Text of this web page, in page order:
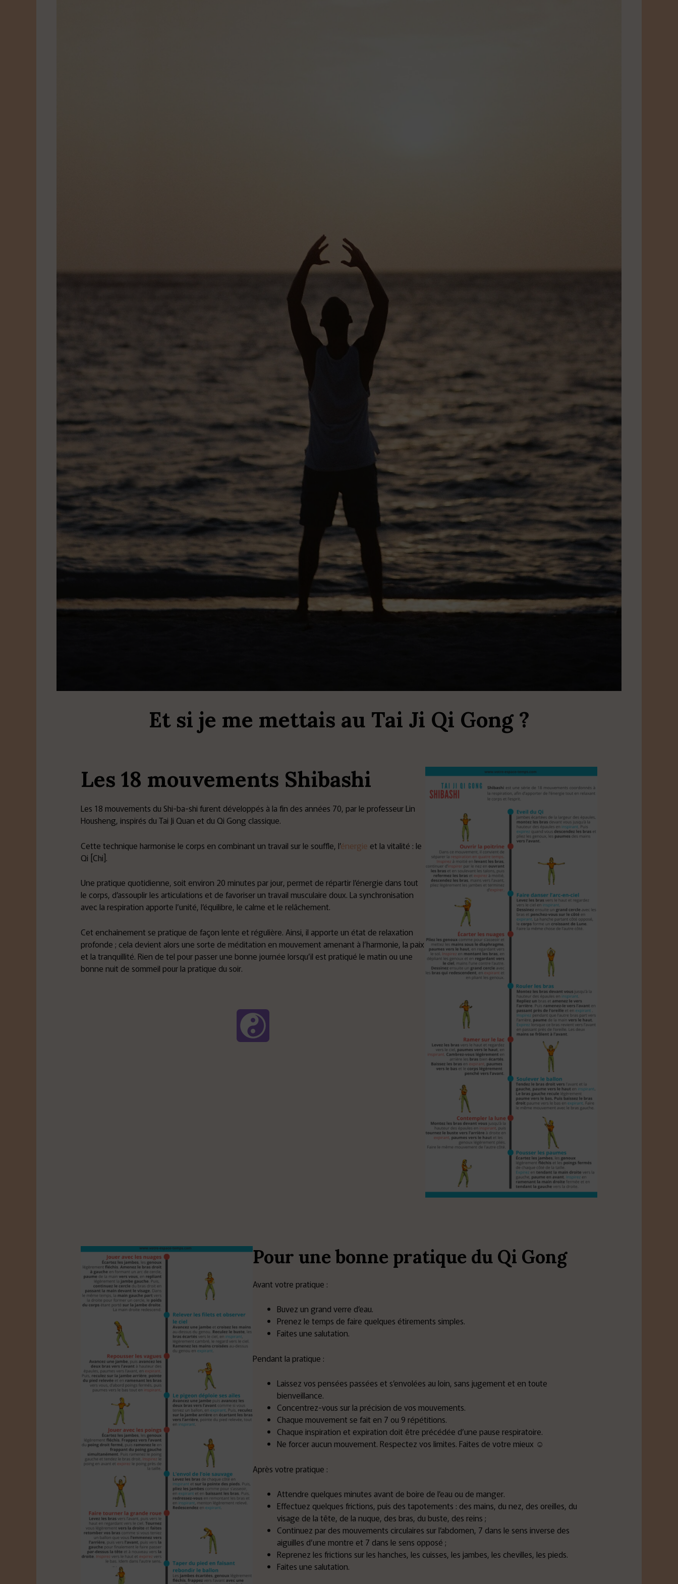
Et si je me mettais au Tai Ji Qi Gong ?
Les 18 mouvements Shibashi
Les 18 mouvements du Shi-ba-shi furent développés à la fin des années 70, par le professeur Lin
Housheng, inspirés du Tai Ji Quan et du Qi Gong classique.
Cette technique harmonise le corps en combinant un travail sur le souffle, l’énergie et la vitalité : le
Qi [Chi].
Une pratique quotidienne, soit environ 20 minutes par jour, permet de répartir l’énergie dans tout
le corps, d’assouplir les articulations et de favoriser un travail musculaire doux. La synchronisation
avec la respiration apporte l’unité, l’équilibre, le calme et le relâchement.
Cet enchaînement se pratique de façon lente et régulière. Ainsi, il apporte un état de relaxation
profonde ; cela devient alors une sorte de méditation en mouvement amenant à l’harmonie, la paix
et la tranquillité. Rien de tel pour passer une bonne journée lorsqu’il est pratiqué le matin ou une
bonne nuit de sommeil pour la pratique du soir.
Pour une bonne pratique du Qi Gong
Avant votre pratique :
Buvez un grand verre d’eau.
Prenez le temps de faire quelques étirements simples.
Faites une salutation.
Pendant la pratique :
Laissez vos pensées passées et s’envolées au loin, sans jugement et en toute
bienveillance.
Concentrez-vous sur la précision de vos mouvements.
Chaque mouvement se fait en 7 ou 9 répétitions.
Chaque inspiration et expiration doit être précédée d’une pause respiratoire.
Ne forcer aucun mouvement. Respectez vos limites. Faites de votre mieux ☺
Après votre pratique :
Attendre quelques minutes avant de boire de l’eau ou de manger.
Effectuez quelques frictions, puis des tapotements : des mains, du nez, des oreilles, du
visage de la tête, de la nuque, des bras, du buste, des reins ;
Continuez par des mouvements circulaires sur l’abdomen, 7 dans le sens inverse des
aiguilles d’une montre et 7 dans le sens opposé ;
Reprenez les frictions sur les hanches, les cuisses, les jambes, les chevilles, les pieds.
Faites une salutation.